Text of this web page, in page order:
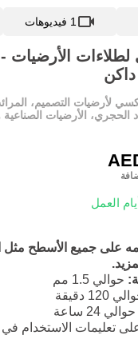
1 فيديوهات
لطلاءات الأرضيات
لأرضيات التصميم،
الحجري، الأرضيات
على جميع الأسطح مثل
حوالي 1.5 مم
120 دقيقة
حوالي 24 ساعة
تعليمات الاستخدام